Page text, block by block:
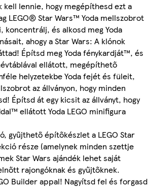
kell lennie, hogy megépíthesd ezt a
LEGO® Star Wars™ Yoda mellszobrot
koncentrálj, és alkosd meg Yoda
ahogy a Star Wars: A klónok
Építsd meg Yoda fénykardját™, és
ellátott, megépíthető
helyzetekbe Yoda fejét és füleit,
az állványon, hogy minden
Építsd át egy kicsit az állványt, hogy
ellátott Yoda LEGO minifigura
gyűjthető építőkészlet a LEGO Star
része (amelynek minden szettje
Star Wars ajándék lehet saját
rajongóknak és gyűjtőknek.
Builder appal! Nagyítsd fel és forgasd